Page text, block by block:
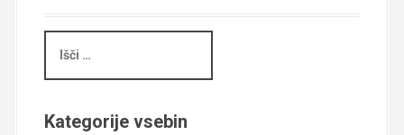
č
Kategorije vsebin